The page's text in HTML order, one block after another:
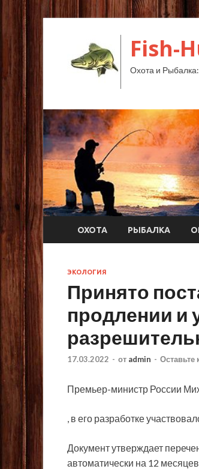
Fish-
Охота и Рыбалка:
ОХОТА РЫБАЛКА
ЭКОЛОГИЯ
Принято
продлении
17.03.2022 - от admin - Оставьте
Премьер-министр России
, в его разработке
Документ утверждает
автоматически на 12